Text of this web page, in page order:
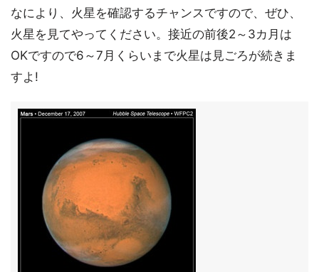
なにより、火星を確認するチャンスですので、ぜひ、
火星を見てやってください。接近の前後2～3カ月は
OKですので6～7月くらいまで火星は見ごろが続きま
すよ!